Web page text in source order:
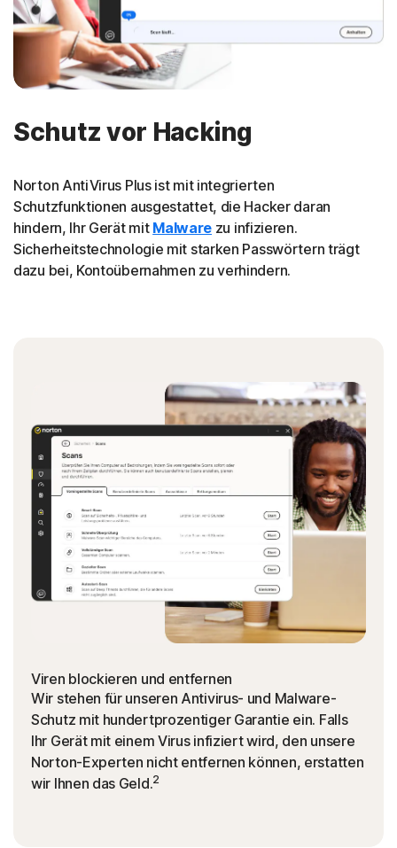
Schutz vor Hacking
Norton AntiVirus Plus ist mit integrierten
Schutzfunktionen ausgestattet, die Hacker daran
hindern, Ihr Gerät mit Malware zu infizieren.
Sicherheitstechnologie mit starken Passwörtern trägt
dazu bei, Kontoübernahmen zu verhindern.
Viren blockieren und entfernen
Wir stehen für unseren Antivirus- und Malware-
Schutz mit hundertprozentiger Garantie ein. Falls
Ihr Gerät mit einem Virus infiziert wird, den unsere
Norton-Experten nicht entfernen können, erstatten
wir Ihnen das Geld.2